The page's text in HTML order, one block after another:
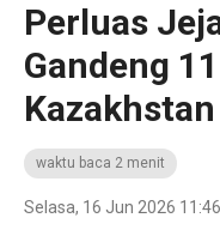
Perluas
Gandeng
Kazakhstan
waktu baca 2 menit
Selasa, 16 Jun 2026 11:46